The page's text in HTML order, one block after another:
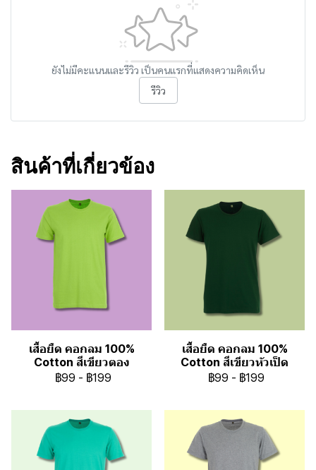
ยังไม่มีคะแนนและรีวิว เป็นคนแรกที่แสดงความคิดเห็น
รีวิว
สินค้าที่เกี่ยวข้อง
เสื้อยืด คอกลม 100%
Cotton สีเขียวตอง
฿99 - ฿199
เสื้อยืด คอกลม 100%
Cotton สีเขียวหัวเป็ด
฿99 - ฿199